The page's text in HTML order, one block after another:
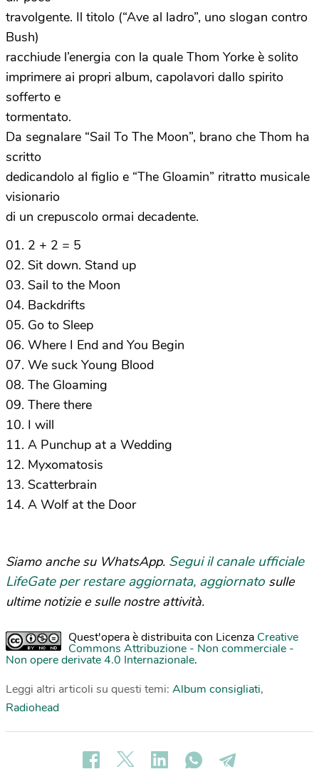
travolgente. Il titolo (“Ave al ladro”, uno slogan contro
Bush)
racchiude l’energia con la quale Thom Yorke è solito
imprimere ai propri album, capolavori dallo spirito
sofferto e
tormentato.
Da segnalare “Sail To The Moon”, brano che Thom ha
scritto
dedicandolo al figlio e “The Gloamin” ritratto musicale
visionario
di un crepuscolo ormai decadente.
01. 2 + 2 = 5
02. Sit down. Stand up
03. Sail to the Moon
04. Backdrifts
05. Go to Sleep
06. Where I End and You Begin
07. We suck Young Blood
08. The Gloaming
09. There there
10. I will
11. A Punchup at a Wedding
12. Myxomatosis
13. Scatterbrain
14. A Wolf at the Door
Siamo anche su WhatsApp. Segui il canale ufficiale
LifeGate per restare aggiornata, aggiornato sulle
ultime notizie e sulle nostre attività.
Quest'opera è distribuita con Licenza Creative
Commons Attribuzione - Non commerciale -
Non opere derivate 4.0 Internazionale.
Leggi altri articoli su questi temi: Album consigliati,
Radiohead